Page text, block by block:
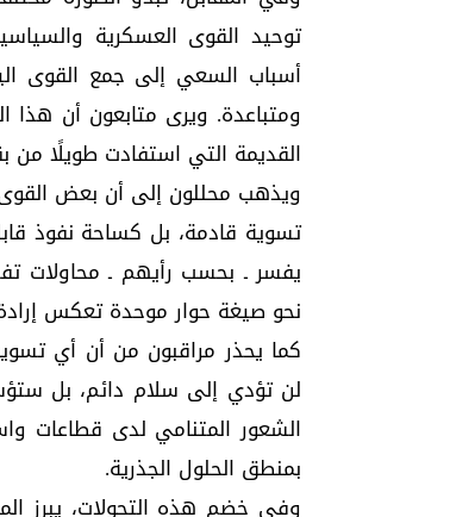
توحيد القوى العسكرية
أسباب السعي إلى جمع القوى
ومتباعدة. ويرى متابعون أن هذا
القديمة التي استفادت طويلًا
ويذهب محللون إلى أن بعض
تسوية قادمة، بل كساحة نفوذ
يفسر ـ بحسب رأيهم ـ محاولات
نحو صيغة حوار موحدة تعكس
كما يحذر مراقبون من أن أي
لن تؤدي إلى سلام دائم، بل
الشعور المتنامي لدى قطاعات
بمنطق الحلول الجذرية.
وفي خضم هذه التحولات، يبرز